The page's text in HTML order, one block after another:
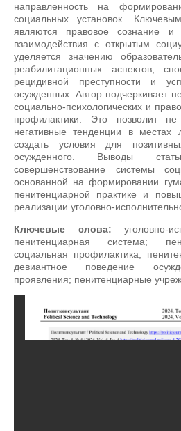
направленность на
социальных установок.
являются правовое сознание и
взаимодействия с открытым
уделяется значению
реабилитационных аспектов,
рецидивной преступности и
осужденных. Автор подчеркивает
социально-психологических и
профилактики. Это позволит не
негативные тенденции в
создать условия для
осужденного. Выводы
совершенствование системы
основанной на формировании
пенитенциарной практике и
реализации уголовно-
Ключевые слова: уголовно-
пенитенциарная система;
социальная профилактика;
девиантное поведение
проявления; пенитенциарные